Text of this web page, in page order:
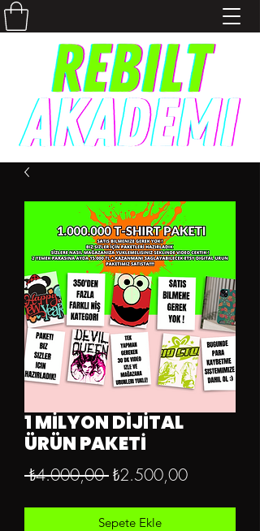
1 MİLYON DİJİTAL
ÜRÜN PAKETİ
₺4.000,00 Normal
₺2.500,00İndirimli
Sepete Ekle